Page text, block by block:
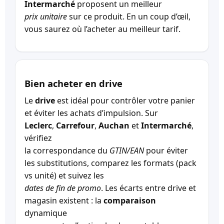
Intermarché proposent un meilleur
prix unitairesur ce produit. En un coup d’œil,
vous saurez où l’acheter au meilleur tarif.
Bien acheter en drive
Ledriveest idéal pour contrôler votre panier
et éviter les achats d’impulsion. Sur
Leclerc, Carrefour, Auchan etIntermarché,
vérifiez
la correspondance du GTIN/EANpour éviter
les substitutions, comparez les formats (pack
vs unité) et suivez les
dates de fin de promo. Les écarts entre drive et
magasin existent : la comparaison
dynamique